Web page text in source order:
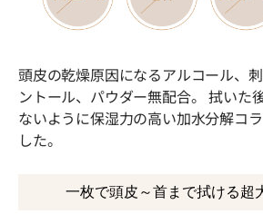
頭皮の乾燥原因になるアルコール、
ントール、パウダー無配合。 拭いた
ないように保湿力の高い加水分解コ
した。
一枚で頭皮～首まで拭ける超